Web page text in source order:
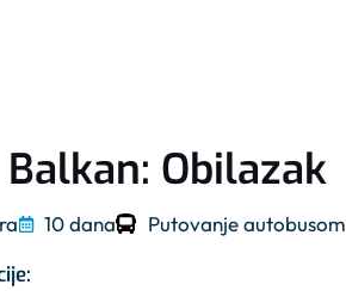
Obilazak
10 dana Putovanje autobusom